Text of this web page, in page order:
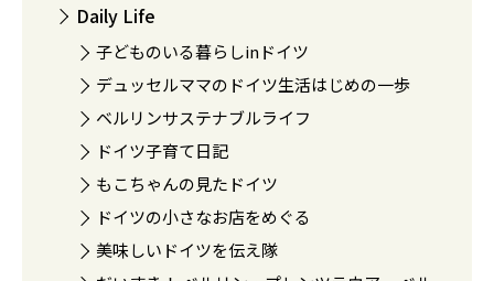
Daily Life
子どものいる暮らしinドイツ
デュッセルママのドイツ生活はじめの一歩
ベルリンサステナブルライフ
ドイツ子育て日記
もこちゃんの見たドイツ
ドイツの小さなお店をめぐる
美味しいドイツを伝え隊